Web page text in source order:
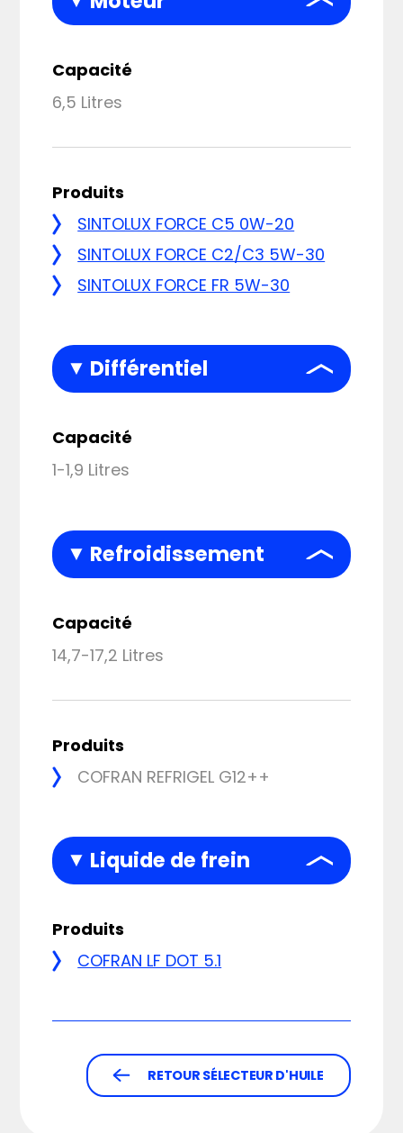
Capacité
6,5 Litres
Produits
SINTOLUX FORCE C5 0W-20
SINTOLUX FORCE C2/C3 5W-30
SINTOLUX FORCE FR 5W-30
Différentiel
Capacité
1-1,9 Litres
Refroidissement
Capacité
14,7-17,2 Litres
Produits
COFRAN REFRIGEL G12++
Liquide de frein
Produits
COFRAN LF DOT 5.1
RETOUR SÉLECTEUR D'HUILE